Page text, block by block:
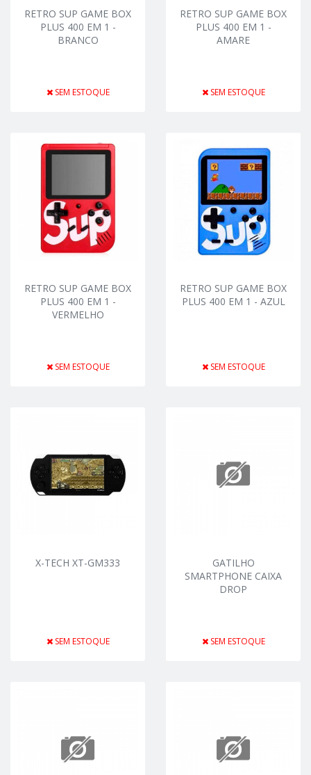
RETRO SUP GAME BOX
PLUS 400 EM 1 -
BRANCO
SEM ESTOQUE
RETRO SUP GAME BOX
PLUS 400 EM 1 -
AMARE
SEM ESTOQUE
RETRO SUP GAME BOX
PLUS 400 EM 1 -
VERMELHO
SEM ESTOQUE
RETRO SUP GAME BOX
PLUS 400 EM 1 - AZUL
SEM ESTOQUE
X-TECH XT-GM333
SEM ESTOQUE
GATILHO
SMARTPHONE CAIXA
DROP
SEM ESTOQUE